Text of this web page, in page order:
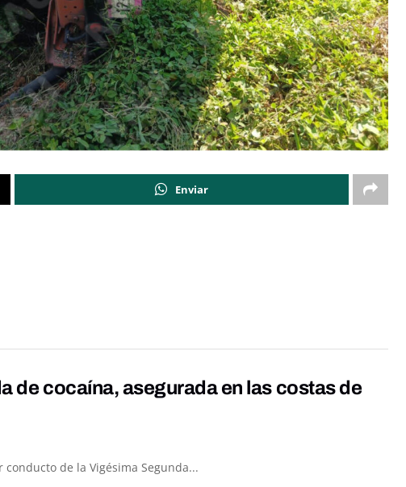
Enviar
de cocaína, asegurada en las costas de
de la Vigésima Segunda...